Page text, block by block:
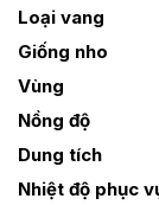
Loại vang
Giống nho
Vùng
Nồng độ
Dung tích
Nhiệt độ phục